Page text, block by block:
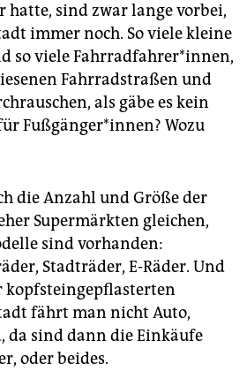
hatte, sind zwar lange vorbei,
immer noch. So viele kleine
so viele Fahr­rad­fah­re­r*in­nen,
Fahrradstraßen und
als gäbe es kein
Fußgänger*innen? Wozu
die Anzahl und Größe der
Supermärkten gleichen,
sind vorhanden:
Stadträder, E-Räder. Und
kopfsteingepflasterten
fährt man nicht Auto,
da sind dann die Einkäufe
oder beides.